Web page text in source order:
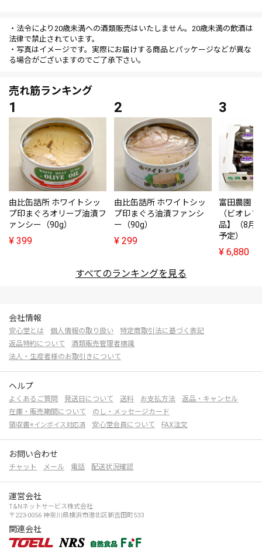
・法令により20歳未満への酒類販売はいたしません。20歳未満の飲酒は
法律で禁止されています。
・写真はイメージです。実際にお届けする商品とパッケージなどが異な
る場合がございますのでご了承下さい。
売れ筋ランキング
由比缶詰所 ホワイトシッ
プ印まぐろオリーブ油漬フ
ァンシー（90g）
¥ 399
由比缶詰所 ホワイトシッ
プ印まぐろ油漬ファンシ
ー（90g）
¥ 299
富田農園
（ビオレ
品】（8月
予定）
¥ 6,880
すべてのランキングを見る
会社情報
安心堂とは 個人情報の取り扱い
特定商取引法に基づく表記
返品特約について
酒類販売管理者標識
法人・生産者様のお取引きについて
ヘルプ
よくあるご質問 発送日について 送料 お支払方法
返品・キャンセル
在庫・販売期間について
のし・メッセージカード
領収書※インボイス対応済 安心堂会員について FAX注文
お問い合わせ
チャット メール 電話 配送状況確認
運営会社
T&Nネットサービス株式会社
〒223-0056 神奈川県横浜市港北区新吉田町533
関連会社